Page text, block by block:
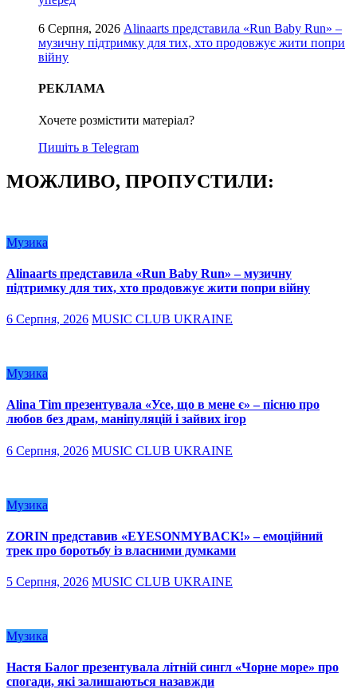
6 Серпня, 2026 Alinaarts представила «Run Baby Run» –
музичну підтримку для тих, хто продовжує жити попри
війну
РЕКЛАМА
Хочете розмістити матеріал?
Пишіть в Telegram
МОЖЛИВО, ПРОПУСТИЛИ:
Музика
Alinaarts представила «Run Baby Run» – музичну
підтримку для тих, хто продовжує жити попри війну
6 Серпня, 2026 MUSIC CLUB UKRAINE
Музика
Alina Tim презентувала «Усе, що в мене є» – пісню про
любов без драм, маніпуляцій і зайвих ігор
6 Серпня, 2026 MUSIC CLUB UKRAINE
Музика
ZORIN представив «EYESONMYBACK!» – емоційний
трек про боротьбу із власними думками
5 Серпня, 2026 MUSIC CLUB UKRAINE
Музика
Настя Балог презентувала літній сингл «Чорне море» про
спогади, які залишаються назавжди